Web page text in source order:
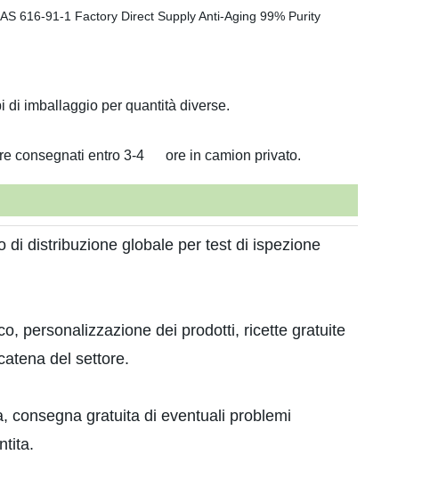
di imballaggio per quantità diverse.
consegnati entro 3-4 ore in camion privato.
di distribuzione globale per test di ispezione
personalizzazione dei prodotti, ricette gratuite
del settore.
consegna gratuita di eventuali problemi